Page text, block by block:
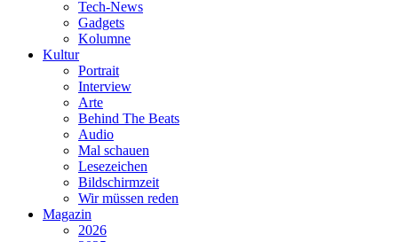
Tech-News
Gadgets
Kolumne
Kultur
Portrait
Interview
Arte
Behind The Beats
Audio
Mal schauen
Lesezeichen
Bildschirmzeit
Wir müssen reden
Magazin
2026